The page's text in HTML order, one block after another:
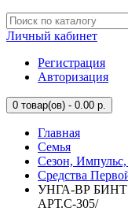
Личный кабинет
Регистрация
Авторизация
0 товар(ов) - 0.00 р.
Главная
Семья
Сезон,
Средства
УНГА-ВР
АРТ.С-305/